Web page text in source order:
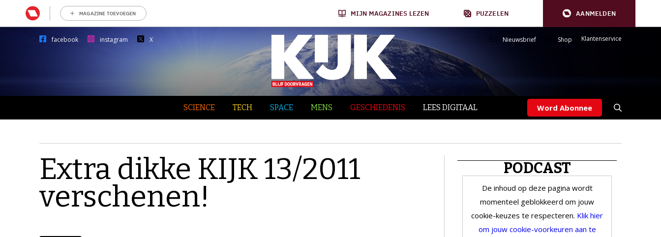
MAGAZINE TOEVOEGEN MIJN MAGAZINES LEZEN PUZZELEN AANMELDEN
facebook instagram X Nieuwsbrief Shop Klantenservice
SCIENCE TECH SPACE MENS GESCHIEDENIS LEES DIGITAAL Word Abonnee
Extra dikke KIJK 13/2011
verschenen!
PODCAST
De inhoud op deze pagina wordt
momenteel geblokkeerd om jouw
cookie-keuzes te respecteren. Klik hier
om jouw cookie-voorkeuren aan te